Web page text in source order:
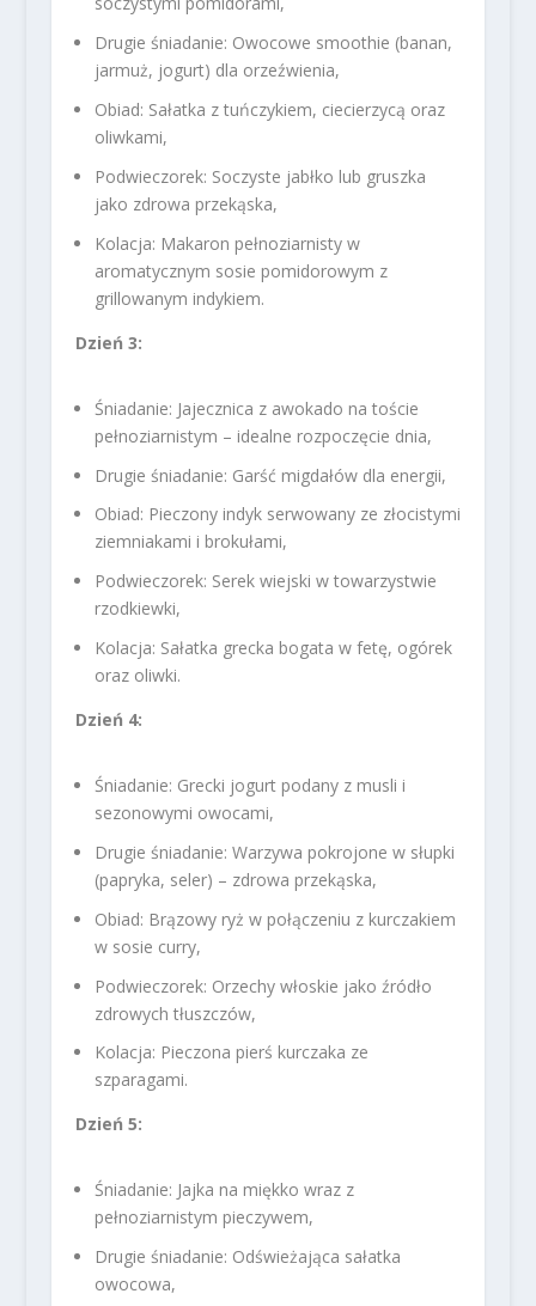
Drugie śniadanie: Owocowe smoothie (banan,
jarmuż, jogurt) dla orzeźwienia,
Obiad: Sałatka z tuńczykiem, ciecierzycą oraz
oliwkami,
Podwieczorek: Soczyste jabłko lub gruszka
jako zdrowa przekąska,
Kolacja: Makaron pełnoziarnisty w
aromatycznym sosie pomidorowym z
grillowanym indykiem.
Dzień 3:
Śniadanie: Jajecznica z awokado na toście
pełnoziarnistym – idealne rozpoczęcie dnia,
Drugie śniadanie: Garść migdałów dla energii,
Obiad: Pieczony indyk serwowany ze złocistymi
ziemniakami i brokułami,
Podwieczorek: Serek wiejski w towarzystwie
rzodkiewki,
Kolacja: Sałatka grecka bogata w fetę, ogórek
oraz oliwki.
Dzień 4:
Śniadanie: Grecki jogurt podany z musli i
sezonowymi owocami,
Drugie śniadanie: Warzywa pokrojone w słupki
(papryka, seler) – zdrowa przekąska,
Obiad: Brązowy ryż w połączeniu z kurczakiem
w sosie curry,
Podwieczorek: Orzechy włoskie jako źródło
zdrowych tłuszczów,
Kolacja: Pieczona pierś kurczaka ze
szparagami.
Dzień 5:
Śniadanie: Jajka na miękko wraz z
pełnoziarnistym pieczywem,
Drugie śniadanie: Odświeżająca sałatka
owocowa,